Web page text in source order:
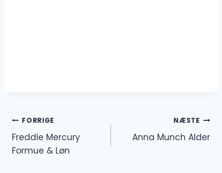
Indlægsnavigation
FORRIGE
Freddie Mercury
Formue & Løn
NÆSTE
Anna Munch Alder